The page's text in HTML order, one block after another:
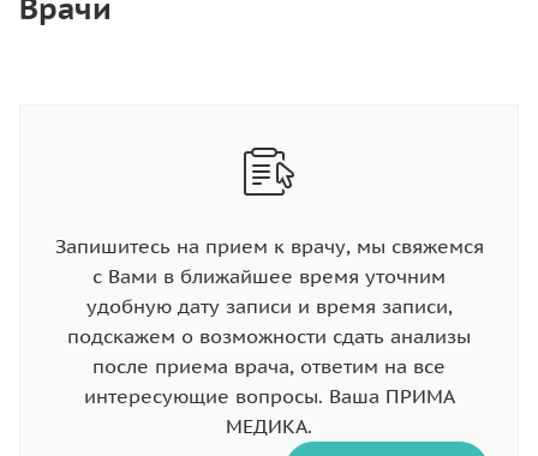
Врачи
Запишитесь на прием к врачу, мы свяжемся
с Вами в ближайшее время уточним
удобную дату записи и время записи,
подскажем о возможности сдать анализы
после приема врача, ответим на все
интересующие вопросы. Ваша ПРИМА
МЕДИКА.